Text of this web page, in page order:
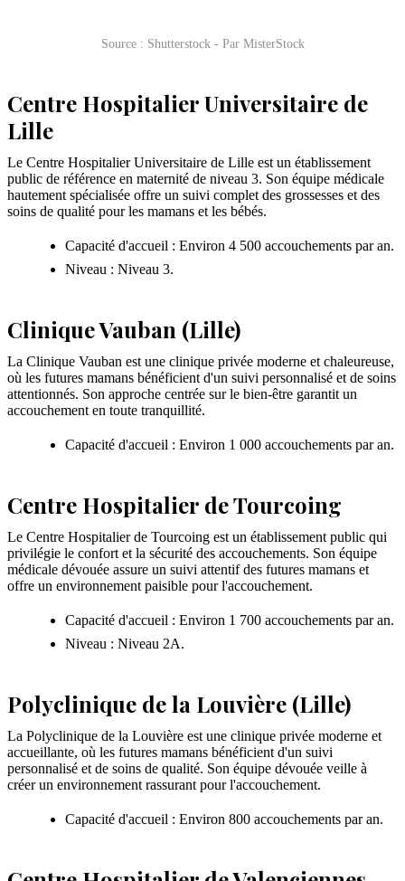
Source : Shutterstock - Par MisterStock
Centre Hospitalier Universitaire de
Lille
Le Centre Hospitalier Universitaire de Lille est un établissement
public de référence en maternité de niveau 3. Son équipe médicale
hautement spécialisée offre un suivi complet des grossesses et des
soins de qualité pour les mamans et les bébés.
Capacité d'accueil : Environ 4 500 accouchements par an.
Niveau : Niveau 3.
Clinique Vauban (Lille)
La Clinique Vauban est une clinique privée moderne et chaleureuse,
où les futures mamans bénéficient d'un suivi personnalisé et de soins
attentionnés. Son approche centrée sur le bien-être garantit un
accouchement en toute tranquillité.
Capacité d'accueil : Environ 1 000 accouchements par an.
Centre Hospitalier de Tourcoing
Le Centre Hospitalier de Tourcoing est un établissement public qui
privilégie le confort et la sécurité des accouchements. Son équipe
médicale dévouée assure un suivi attentif des futures mamans et
offre un environnement paisible pour l'accouchement.
Capacité d'accueil : Environ 1 700 accouchements par an.
Niveau : Niveau 2A.
Polyclinique de la Louvière (Lille)
La Polyclinique de la Louvière est une clinique privée moderne et
accueillante, où les futures mamans bénéficient d'un suivi
personnalisé et de soins de qualité. Son équipe dévouée veille à
créer un environnement rassurant pour l'accouchement.
Capacité d'accueil : Environ 800 accouchements par an.